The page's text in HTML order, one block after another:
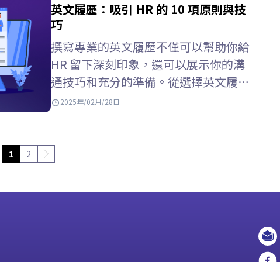
範例，或親人, 朋友英文信件範例等。
英文信件範例結構 如何撰寫英文信件
的主旨 (English Letter Subject) 主
旨…
英文履歷：吸引 HR 的 10 項原則與技
巧
撰寫專業的英文履歷不僅可以幫助你給
HR 留下深刻印象，還可以展示你的溝
通技巧和充分的準備。從選擇英文履歷
範本、格式、字體，到撰寫自我介紹、
2025年/02月/28日
1 2